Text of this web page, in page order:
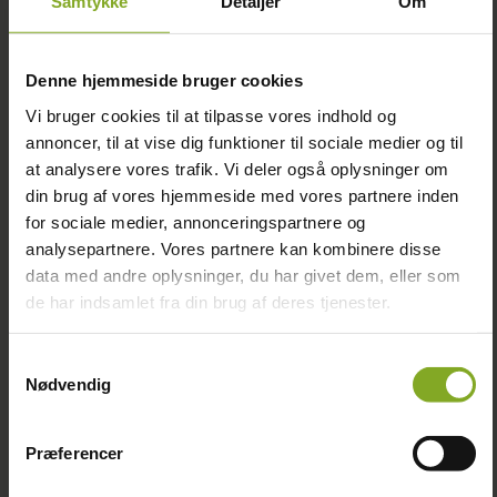
Denne hjemmeside bruger cookies
Vi bruger cookies til at tilpasse vores indhold og
annoncer, til at vise dig funktioner til sociale medier og til
at analysere vores trafik. Vi deler også oplysninger om
din brug af vores hjemmeside med vores partnere inden
for sociale medier, annonceringspartnere og
analysepartnere. Vores partnere kan kombinere disse
data med andre oplysninger, du har givet dem, eller som
de har indsamlet fra din brug af deres tjenester.
Nødvendig
Præferencer
boligforeninger,
campingpladser og
Danmark.
Vi skaber legeopstillinger og
naturlegepladser, hvor:
høj legeværdi
æstetik
sikkerhed
holdbarhed
motorisk udvikling
ophold og
fællesskab
spændende, udfordrende
balancebaner
motorikbaner
legeopstillinger
Fordele ved robinietræ:
meget høj styrke
naturligt
selvimprægnerende
lang levetid
minimalt vedligehold
formsprog giver vores
eventyrligt udtryk, som
passer perfekt ind i både